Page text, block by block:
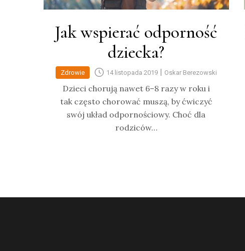
Jak wspierać odporność
dziecka?
Zdrowie 14 listopada 2019| Oskar Berezowski
Dzieci chorują nawet 6–8 razy w roku i
tak często chorować muszą, by ćwiczyć
swój układ odpornościowy. Choć dla
rodziców…